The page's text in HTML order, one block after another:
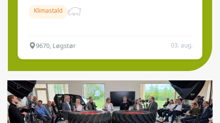
Klimastald
9670, Løgstør 03. aug.